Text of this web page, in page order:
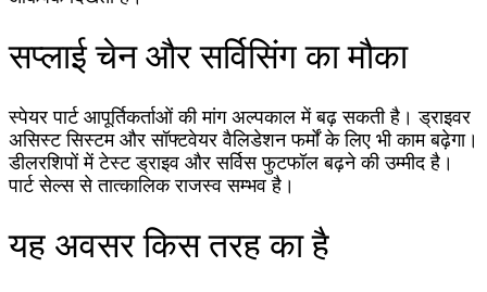
सप्लाई चेन और सर्विसिंग का मौका
स्पेयर पार्ट आपूर्तिकर्ताओं की मांग अल्पकाल में बढ़ सकती है। ड्राइवर
असिस्ट सिस्टम और सॉफ्टवेयर वैलिडेशन फर्मों के लिए भी काम बढ़ेगा।
डीलरशिपों में टेस्ट ड्राइव और सर्विस फुटफॉल बढ़ने की उम्मीद है।
पार्ट सेल्स से तात्कालिक राजस्व सम्भव है।
यह अवसर किस तरह का है